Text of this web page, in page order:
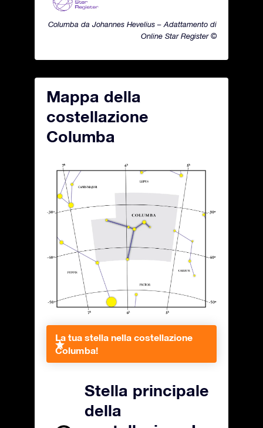
Columba da Johannes Hevelius – Adattamento di
Online Star Register ©
Mappa della
costellazione
Columba
La tua stella nella costellazione
Columba!
Stella principale
della